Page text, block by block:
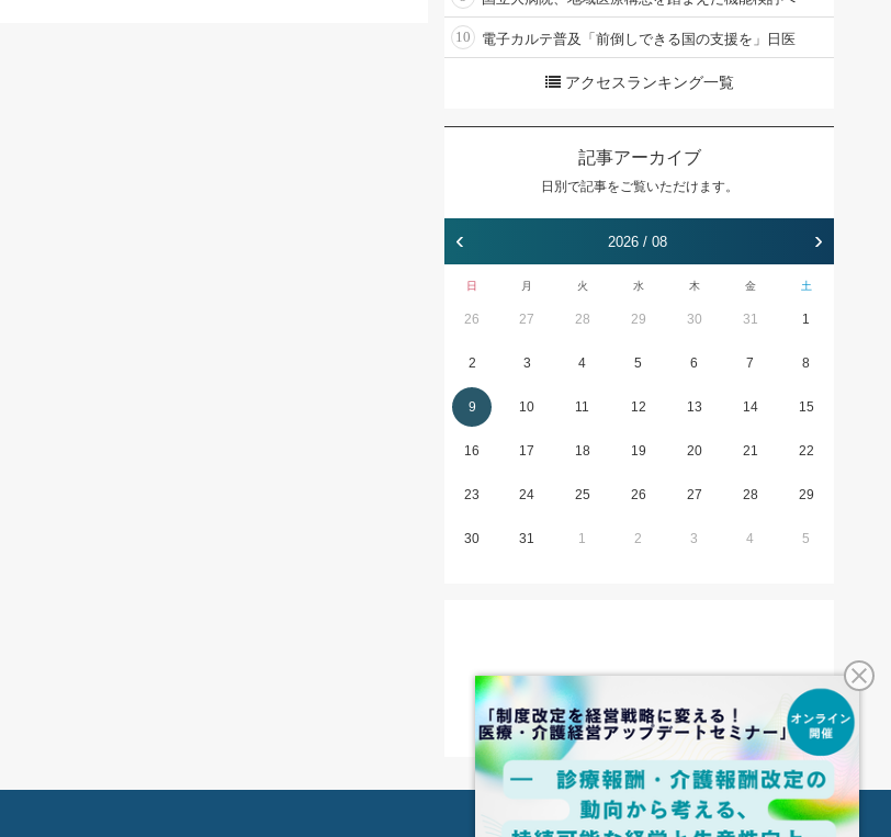
10 電子カルテ普及「前倒しできる国の支援を」日医
アクセスランキング一覧
記事アーカイブ
日別で記事をご覧いただけます。
‹ 2026 / 08 ›
日 月 火 水 木 金 土
26 27 28 29 30 31 1
2 3 4 5 6 7 8
9 10 11 12 13 14 15
16 17 18 19 20 21 22
23 24 25 26 27 28 29
30 31 1 2 3 4 5